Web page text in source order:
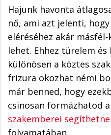
Hajunk havonta
nő, ami azt jelenti,
eléréséhez akár
lehet. Ehhez türelem
különösen a köztes
frizura okozhat némi
már benned, hogy
csinosan formázhatod a
szakemberei
folyamatában.